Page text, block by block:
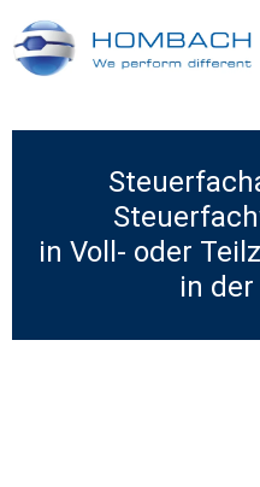
in Voll- oder
in